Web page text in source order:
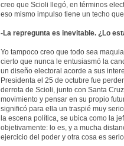
creo que Scioli llegó, en términos
eso mismo impulso tiene un techo
-La repregunta es inevitable. ¿Lo
Yo tampoco creo que todo sea
cierto que nunca le entusiasmó la
un diseño electoral acorde a sus
Presidenta el 25 de octubre fue
derrota de Scioli, junto con Santa
movimiento y pensar en su propio
significó para ella un traspié muy
la escena política, se ubica como la
objetivamente: lo es, y a mucha
ejercicio del poder y otra cosa es